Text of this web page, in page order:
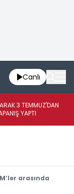
Canlı
3 TEMMUZ'DAN
YAPTI
arasında